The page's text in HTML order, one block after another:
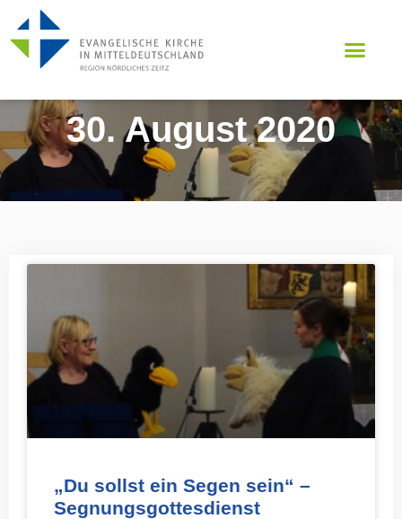
30. August 2020
„Du sollst ein Segen sein“ –
Segnungsgottesdienst